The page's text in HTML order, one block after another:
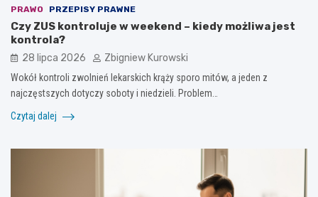
PRAWO PRZEPISY PRAWNE
Czy ZUS kontroluje w weekend – kiedy możliwa jest
kontrola?
28 lipca 2026 Zbigniew Kurowski
Wokół kontroli zwolnień lekarskich krąży sporo mitów, a jeden z
najczęstszych dotyczy soboty i niedzieli. Problem…
Czytaj dalej